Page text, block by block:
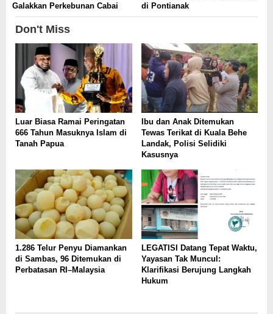
Galakkan Perkebunan Cabai
di Pontianak
Don't Miss
Luar Biasa Ramai Peringatan
666 Tahun Masuknya Islam di
Tanah Papua
Ibu dan Anak Ditemukan
Tewas Terikat di Kuala Behe
Landak, Polisi Selidiki
Kasusnya
1.286 Telur Penyu Diamankan
di Sambas, 96 Ditemukan di
Perbatasan RI–Malaysia
LEGATISI Datang Tepat Waktu,
Yayasan Tak Muncul:
Klarifikasi Berujung Langkah
Hukum